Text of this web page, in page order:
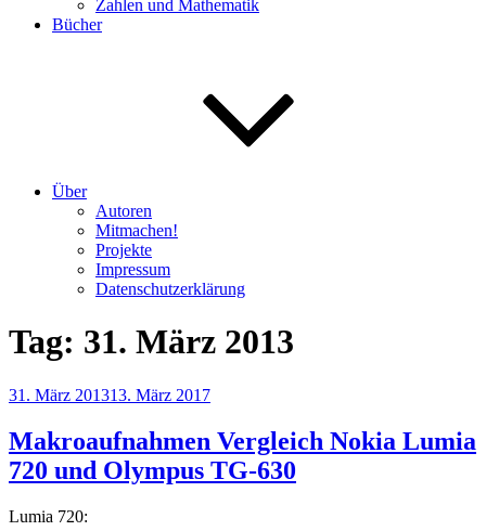
Zahlen und Mathematik
Bücher
Über
Autoren
Mitmachen!
Projekte
Impressum
Datenschutzerklärung
Tag: 31. März 2013
Veröffentlicht
31. März 201313. März 2017
Makroaufnahmen Vergleich Nokia Lumia
720 und Olympus TG-630
Lumia 720: